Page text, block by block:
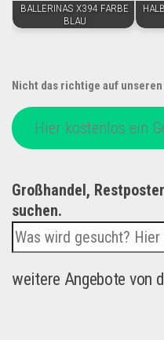
BALLERINAS X394 FARBE
BLAU
Nicht das richtige auf
Hier kostenlos ein
Großhandel,
suchen.
weitere Angebote von